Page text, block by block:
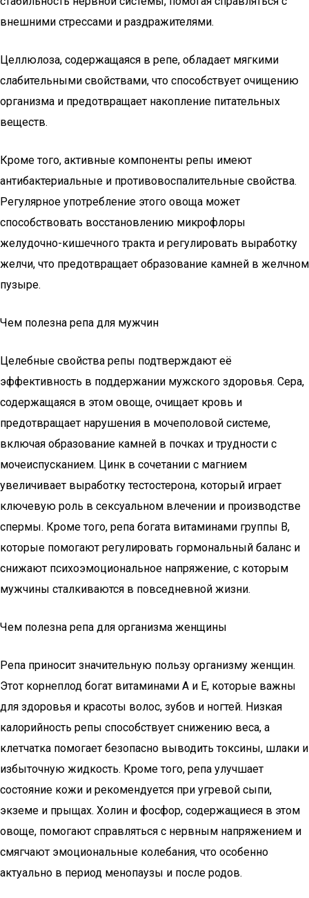
внешними стрессами и раздражителями.
Целлюлоза, содержащаяся в репе, обладает мягкими
слабительными свойствами, что способствует очищению
организма и предотвращает накопление питательных
веществ.
Кроме того, активные компоненты репы имеют
антибактериальные и противовоспалительные свойства.
Регулярное употребление этого овоща может
способствовать восстановлению микрофлоры
желудочно-кишечного тракта и регулировать выработку
желчи, что предотвращает образование камней в желчном
пузыре.
Чем полезна репа для мужчин
Целебные свойства репы подтверждают её
эффективность в поддержании мужского здоровья. Сера,
содержащаяся в этом овоще, очищает кровь и
предотвращает нарушения в мочеполовой системе,
включая образование камней в почках и трудности с
мочеиспусканием. Цинк в сочетании с магнием
увеличивает выработку тестостерона, который играет
ключевую роль в сексуальном влечении и производстве
спермы. Кроме того, репа богата витаминами группы B,
которые помогают регулировать гормональный баланс и
снижают психоэмоциональное напряжение, с которым
мужчины сталкиваются в повседневной жизни.
Чем полезна репа для организма женщины
Репа приносит значительную пользу организму женщин.
Этот корнеплод богат витаминами A и E, которые важны
для здоровья и красоты волос, зубов и ногтей. Низкая
калорийность репы способствует снижению веса, а
клетчатка помогает безопасно выводить токсины, шлаки и
избыточную жидкость. Кроме того, репа улучшает
состояние кожи и рекомендуется при угревой сыпи,
экземе и прыщах. Холин и фосфор, содержащиеся в этом
овощe, помогают справляться с нервным напряжением и
смягчают эмоциональные колебания, что особенно
актуально в период менопаузы и после родов.